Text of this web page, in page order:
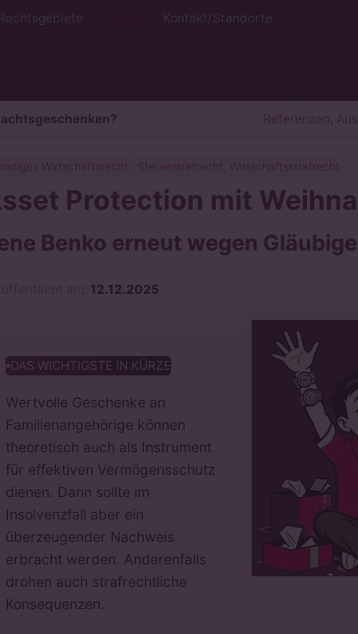
Rechtsgebiete News Kontakt/Standorte
Referenzen,
Protection mit
Benko erneut wegen
12.12.2025
DAS WICHTIGSTE IN KÜRZE
Wertvolle Geschenke an
Familienangehörige können
theoretisch auch als Instrument
für effektiven Vermögensschutz
dienen. Dann sollte im
Insolvenzfall aber ein
überzeugender Nachweis
erbracht werden. Anderenfalls
drohen auch strafrechtliche
Konsequenzen.